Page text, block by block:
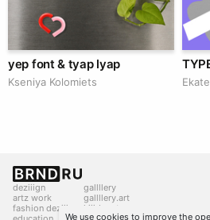
yep font & tyap lyap
Kseniya Kolomiets
deziiign
artz work
fashion deziiign
gallllery
gallllery.art
kiiids.art
We use cookies to improve the